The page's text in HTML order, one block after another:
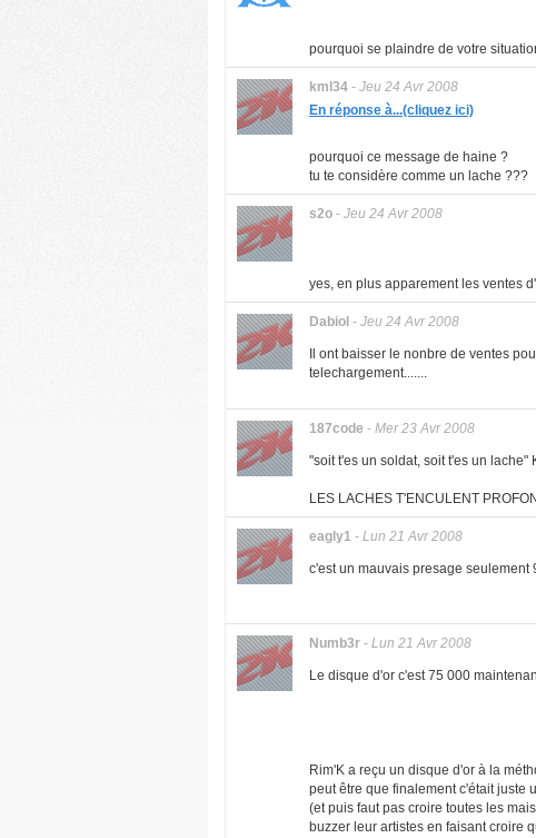
pourquoi se plaindre de votre
kml34 - Jeu 24 Avr 2008
En réponse à...(cliquez ici)
pourquoi ce message de haine ?
tu te considère comme un lache ???
s2o - Jeu 24 Avr 2008
yes, en plus apparement les ventes
Dabiol - Jeu 24 Avr 2008
Il ont baisser le nonbre de ventes
telechargement.......
187code - Mer 23 Avr 2008
"soit t'es un soldat, soit t'es un lache"
LES LACHES T'ENCULENT
eagly1 - Lun 21 Avr 2008
c'est un mauvais presage seulement
Numb3r - Lun 21 Avr 2008
Le disque d'or c'est 75 000
Rim'K a reçu un disque d'or à la
peut être que finalement c'était juste
(et puis faut pas croire toutes les
buzzer leur artistes en faisant croire